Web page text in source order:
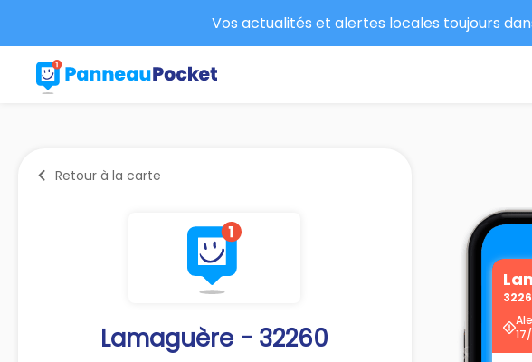
Vos actualités et alertes locales toujours
Retour à la carte
Lamaguère - 32260